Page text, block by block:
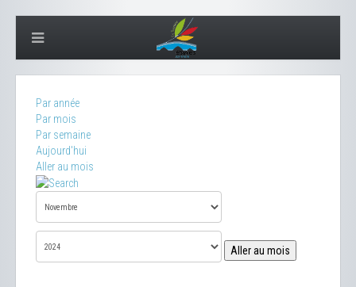
Par année
Par mois
Par semaine
Aujourd'hui
Aller au mois
Aller au mois